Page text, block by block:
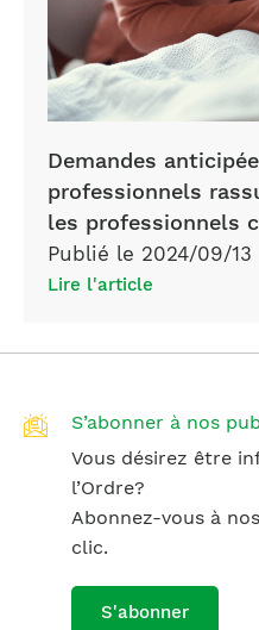
Demandes
professionnels
les professionnels
Publié le 2024/09/13
Lire l'article
S’abonner à nos
Vous désirez être
l’Ordre?
Abonnez-vous à
clic.
S'abonner